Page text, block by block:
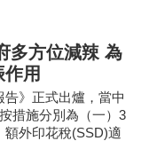
多方位減辣 為
用
》正式出爐，當中
措施分別為（一）3
額外印花稅(SSD)適